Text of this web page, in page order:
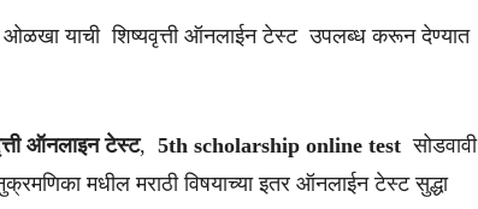
याची शिष्यवृत्ती ऑनलाईन टेस्ट उपलब्ध करून देण्यात
ऑनलाइन टेस्ट, 5th scholarship online test सोडवावी
मधील मराठी विषयाच्या इतर ऑनलाईन टेस्ट सुद्धा